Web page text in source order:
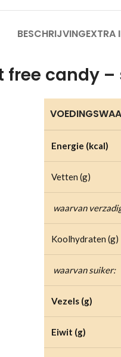
BESCHRIJVINGEXTRA
candy –
Energie (kcal)
Vetten (g)
waarvan
Koolhydraten (g)
waarvan suiker:
Vezels (g)
Eiwit (g)